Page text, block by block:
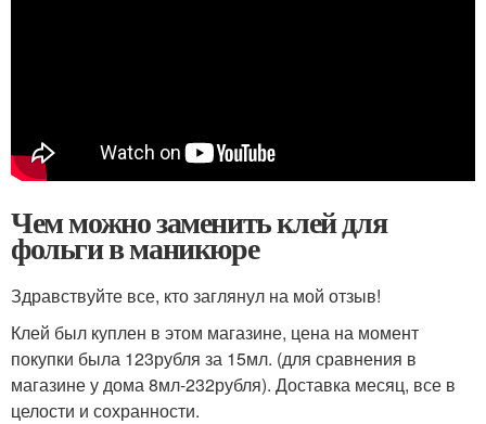
Чем можно заменить клей для
фольги в маникюре
Здравствуйте все, кто заглянул на мой отзыв!
Клей был куплен в этом магазине, цена на момент
покупки была 123рубля за 15мл. (для сравнения в
магазине у дома 8мл-232рубля). Доставка месяц, все в
целости и сохранности.